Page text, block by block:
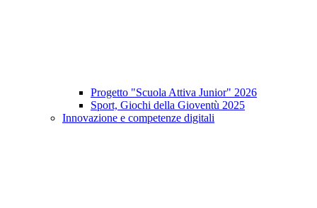
Progetto "Scuola Attiva Junior" 2026
Sport, Giochi della Gioventù 2025
Innovazione e competenze digitali